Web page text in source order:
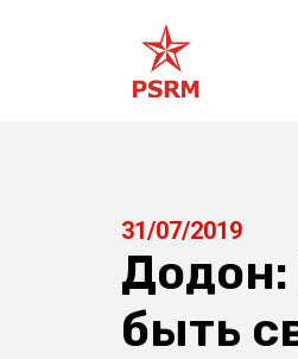
31/07/2019
Додон:
быть